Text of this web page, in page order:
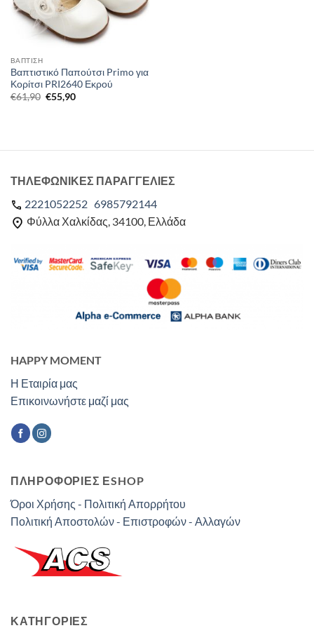
ΒΑΠΤΙΣΗ
Βαπτιστικό Παπούτσι Primo για
Κορίτσι PRI2640 Εκρού
€61,90 Original
price
€55,90Η
HAPPY MOMENT
Η Εταιρία μας
Επικοινωνήστε μαζί μας
ΠΛΗΡΟΦΟΡΙΕΣ ΕSHOP
Όροι Χρήσης - Πολιτική Απορρήτου
Πολιτική Αποστολών - Επιστροφών - Αλλαγών
ΤΗΛΕΦΩΝΙΚΕΣ ΠΑΡΑΓΓΕΛΙΕΣ
2221052252 6985792144
Φύλλα Χαλκίδας, 34100, Ελλάδα
ΚΑΤΗΓΟΡΊΕΣ